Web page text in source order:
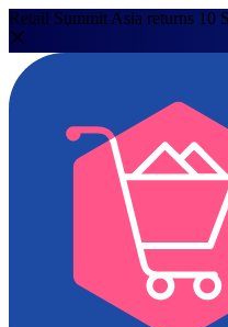
Retail Summit Asia returns 10